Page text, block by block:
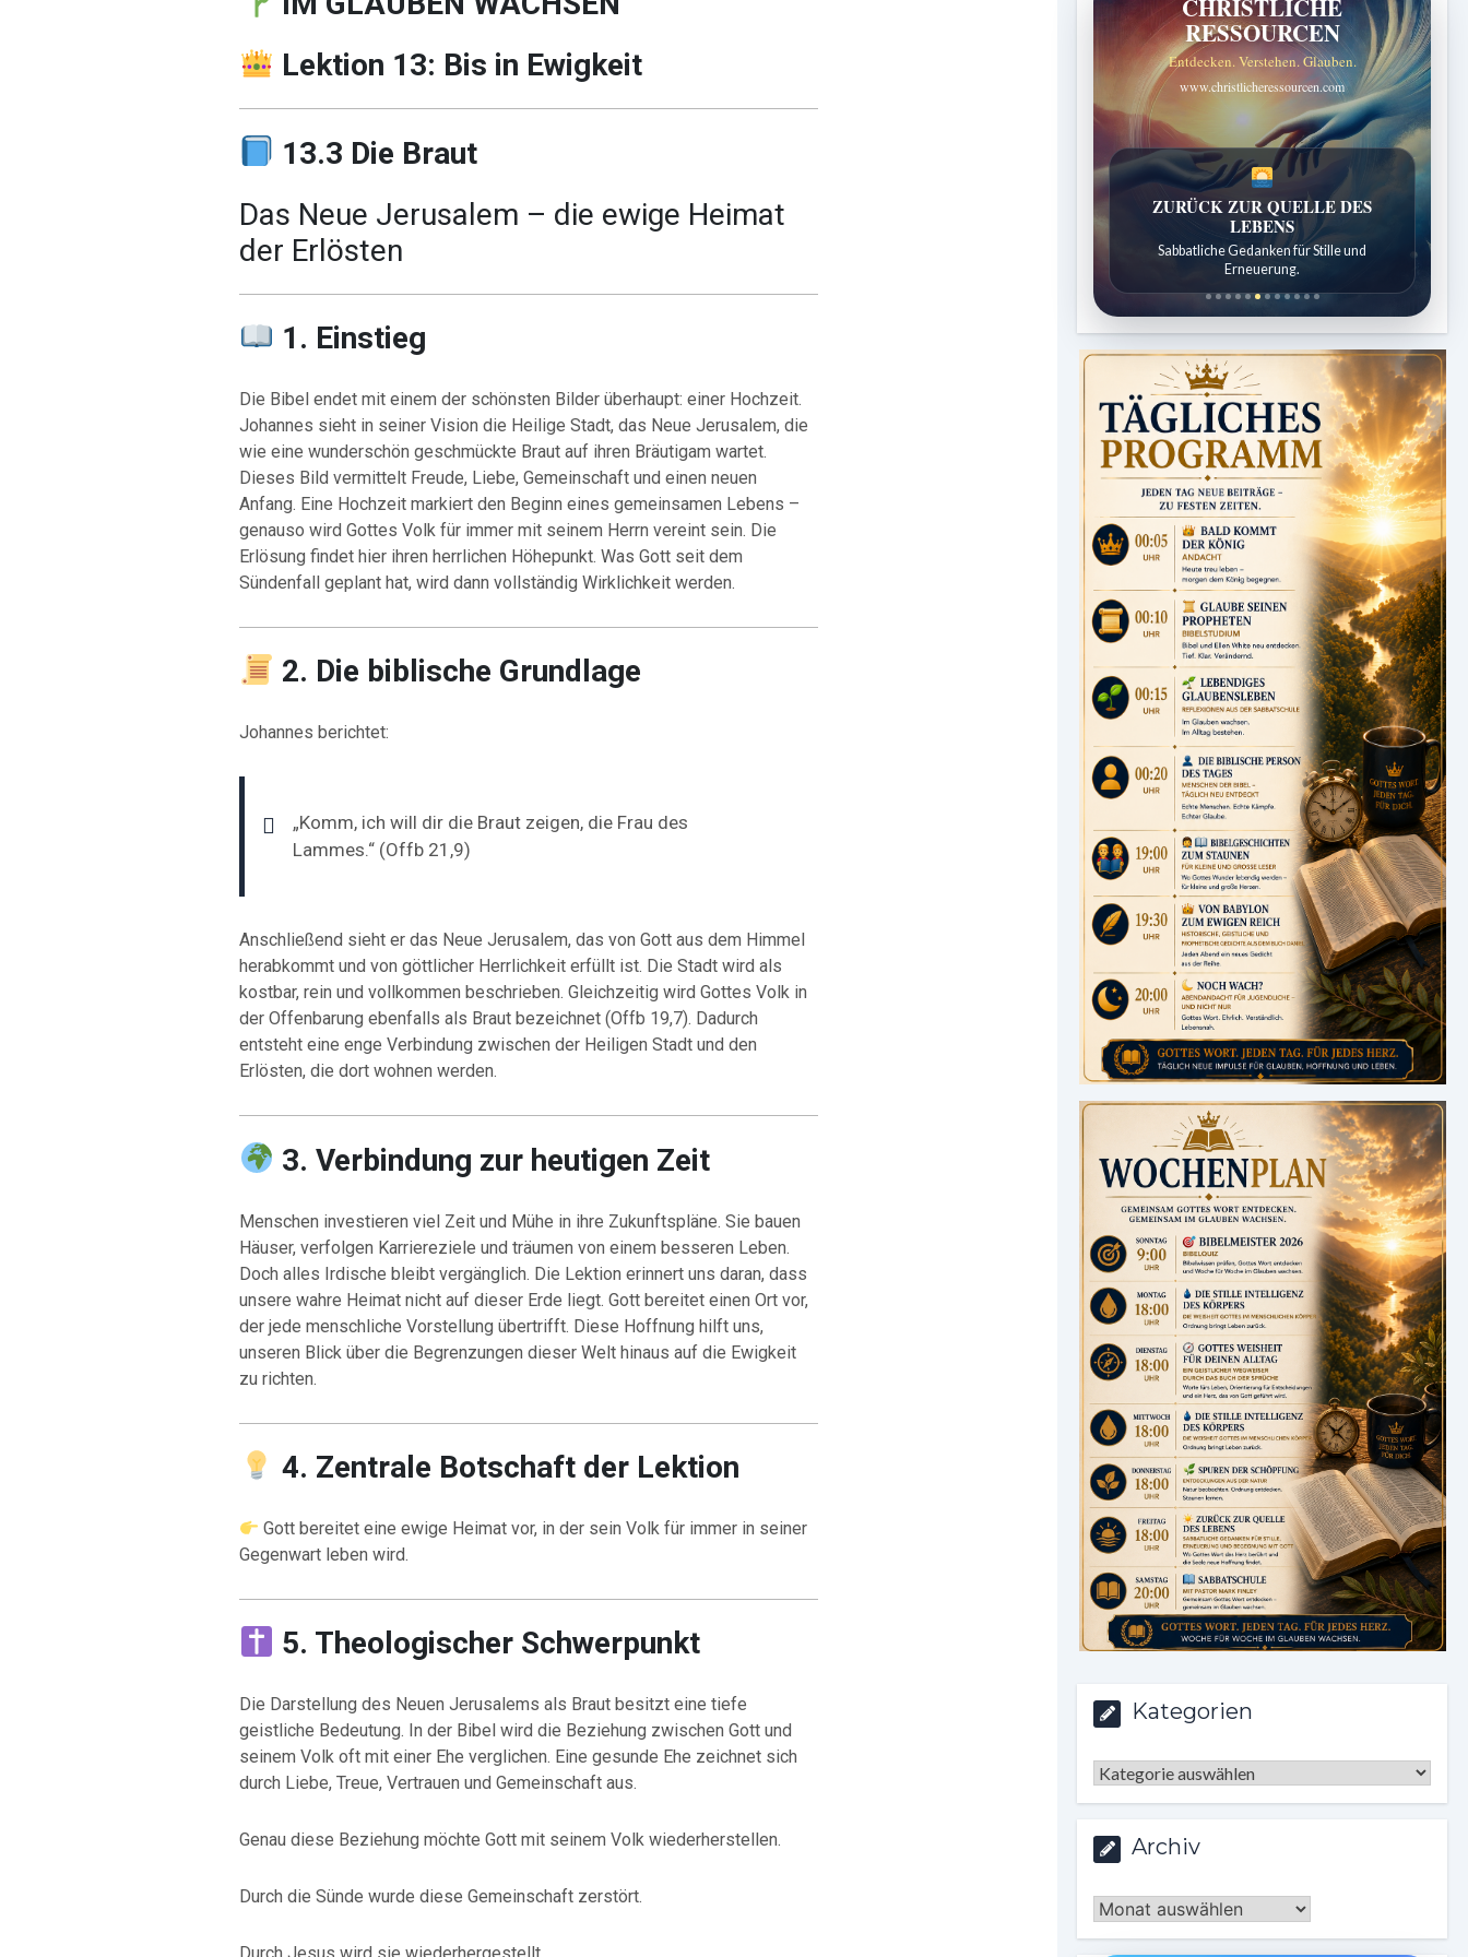
Lektion 13: Bis in Ewigkeit
13.3 Die Braut
Das Neue Jerusalem – die ewige Heimat
der Erlösten
1. Einstieg
Die Bibel endet mit einem der schönsten Bilder überhaupt: einer Hochzeit.
Johannes sieht in seiner Vision die Heilige Stadt, das Neue Jerusalem, die
wie eine wunderschön geschmückte Braut auf ihren Bräutigam wartet.
Dieses Bild vermittelt Freude, Liebe, Gemeinschaft und einen neuen
Anfang. Eine Hochzeit markiert den Beginn eines gemeinsamen Lebens –
genauso wird Gottes Volk für immer mit seinem Herrn vereint sein. Die
Erlösung findet hier ihren herrlichen Höhepunkt. Was Gott seit dem
Sündenfall geplant hat, wird dann vollständig Wirklichkeit werden.
2. Die biblische Grundlage
Johannes berichtet:
„Komm, ich will dir die Braut zeigen, die Frau des
Lammes.“ (Offb 21,9)
Anschließend sieht er das Neue Jerusalem, das von Gott aus dem Himmel
herabkommt und von göttlicher Herrlichkeit erfüllt ist. Die Stadt wird als
kostbar, rein und vollkommen beschrieben. Gleichzeitig wird Gottes Volk in
der Offenbarung ebenfalls als Braut bezeichnet (Offb 19,7). Dadurch
entsteht eine enge Verbindung zwischen der Heiligen Stadt und den
Erlösten, die dort wohnen werden.
3. Verbindung zur heutigen Zeit
Menschen investieren viel Zeit und Mühe in ihre Zukunftspläne. Sie bauen
Häuser, verfolgen Karriereziele und träumen von einem besseren Leben.
Doch alles Irdische bleibt vergänglich. Die Lektion erinnert uns daran, dass
unsere wahre Heimat nicht auf dieser Erde liegt. Gott bereitet einen Ort vor,
der jede menschliche Vorstellung übertrifft. Diese Hoffnung hilft uns,
unseren Blick über die Begrenzungen dieser Welt hinaus auf die Ewigkeit
zu richten.
4. Zentrale Botschaft der Lektion
Gott bereitet eine ewige Heimat vor, in der sein Volk für immer in seiner
Gegenwart leben wird.
5. Theologischer Schwerpunkt
Die Darstellung des Neuen Jerusalems als Braut besitzt eine tiefe
geistliche Bedeutung. In der Bibel wird die Beziehung zwischen Gott und
seinem Volk oft mit einer Ehe verglichen. Eine gesunde Ehe zeichnet sich
durch Liebe, Treue, Vertrauen und Gemeinschaft aus.
Genau diese Beziehung möchte Gott mit seinem Volk wiederherstellen.
Durch die Sünde wurde diese Gemeinschaft zerstört.
CHRISTLICHE
RESSOURCEN
Entdecken. Verstehen. Glauben.
www.christlicheressourcen.com
SPUREN DER SCHÖPFUNG
Entdeckungen aus der Natur.
Kategorien
Kategorien
Archiv
Archiv